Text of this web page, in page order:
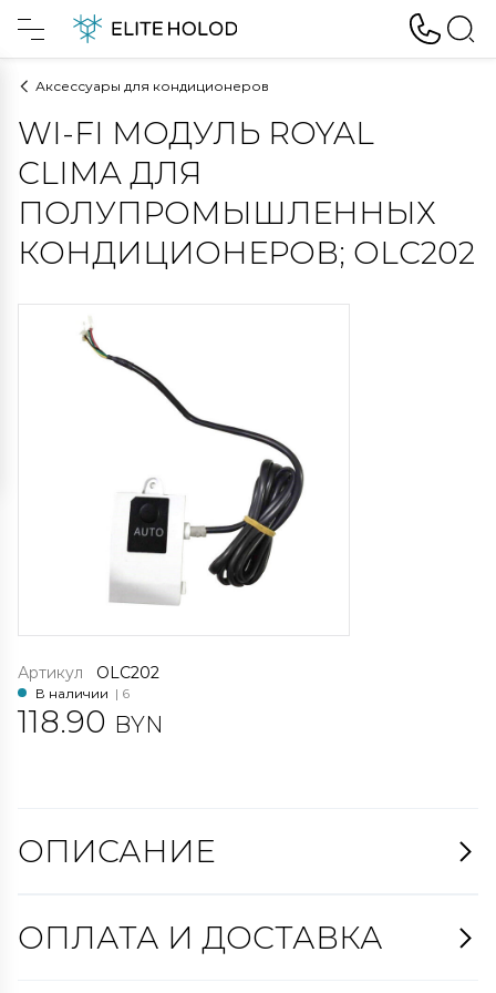
Аксессуары для кондиционеров
WI-FI МОДУЛЬ ROYAL
CLIMA ДЛЯ
ПОЛУПРОМЫШЛЕННЫХ
КОНДИЦИОНЕРОВ; OLC202
Артикул OLC202
В наличии | 6
118.90 BYN
ОПИСАНИЕ
ОПЛАТА И ДОСТАВКА